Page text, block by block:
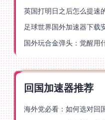
英国打明日之后怎么提速
回国加速器推荐